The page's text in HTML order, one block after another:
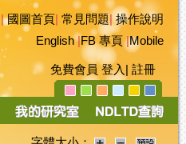
|國圖首頁 常見問題|操作說明
English|FB 專頁|Mobile
免費會員 登入 註冊